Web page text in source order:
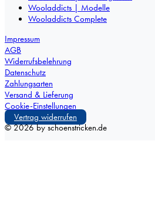
Wooladdicts | Modelle
Wooladdicts Complete
Impressum
AGB
Widerrufsbelehrung
Datenschutz
Zahlungsarten
Versand & Lieferung
Cookie-Einstellungen
Vertrag widerrufen
© 2026 by schoenstricken.de